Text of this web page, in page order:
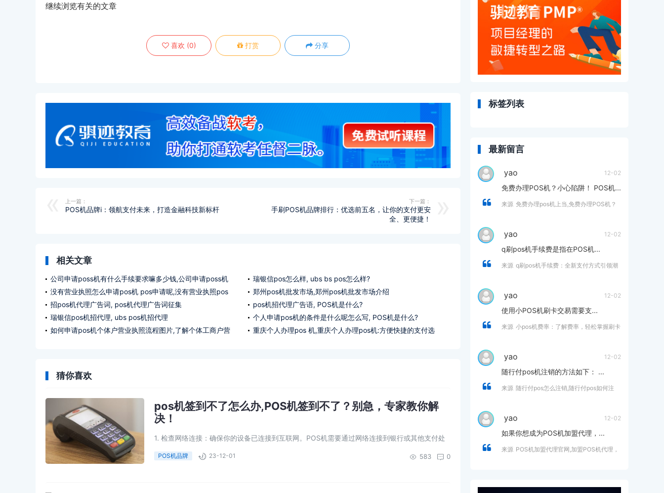
继续浏览有关的文章
喜欢 (0) 打赏 分享
上一篇：
POS机品牌i：领航支付未来，打造金融科技新标杆
下一篇：
手刷POS机品牌排行：优选前五名，让你的支付更安
全、更便捷！
相关文章
公司申请poss机有什么手续要求嘛多少钱,公司申请poss机
办理什么手续要求多少钱?
瑞银信pos怎么样, ubs bs pos怎么样?
没有营业执照怎么申请pos机 pos申请呢,没有营业执照pos
机如何申请pos ?
郑州pos机批发市场,郑州pos机批发市场介绍
招pos机代理广告词, pos机代理广告词征集
pos机招代理广告语, POS机是什么?
瑞银信pos机招代理, ubs pos机招代理
个人申请pos机的条件是什么呢怎么写, POS机是什么?
如何申请pos机个体户营业执照流程图片,了解个体工商户营
重庆个人办理pos 机,重庆个人办理pos机:方便快捷的支付选
猜你喜欢
pos机签到不了怎么办,POS机签到不了？别急，专家教你解
决！
1. 检查网络连接：确保你的设备已连接到互联网。POS机需要通过网络连接到银行或其他支付处
理服务提供商，因此网络连接是签到的前提条件。 3. 检查电池和电源：如果POS机电...
POS机品牌 23-12-01 0
583
标签列表
最新留言
yao 12-02
免费办理POS机？小心陷阱！ POS机...
来源 免费办理pos机上当,免费办理POS机？
yao 12-02
q刷pos机手续费是指在POS机...
来源 q刷pos机手续费：全新支付方式引领潮
yao 12-02
使用小POS机刷卡交易需要支...
来源 小pos机费率：了解费率，轻松掌握刷卡
yao 12-02
随行付pos机注销的方法如下： ...
来源 随行付pos怎么注销,随行付pos如何注
yao 12-02
如果你想成为POS机加盟代理，...
来源 POS机加盟代理官网,加盟POS机代理，